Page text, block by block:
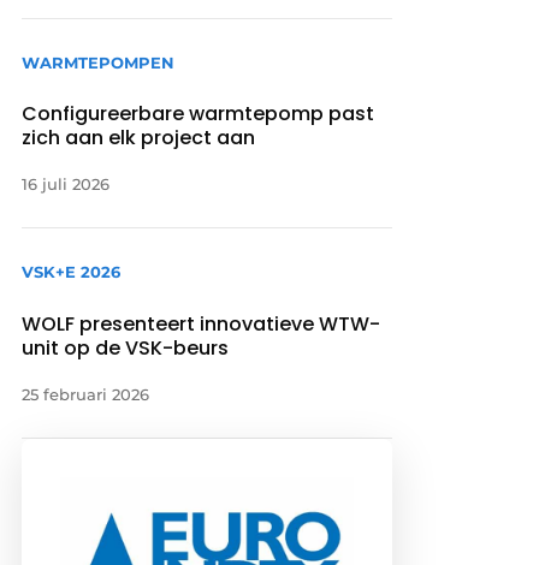
WARMTEPOMPEN
Configureerbare warmtepomp past
zich aan elk project aan
16 juli 2026
VSK+E 2026
WOLF presenteert innovatieve WTW-
unit op de VSK-beurs
25 februari 2026